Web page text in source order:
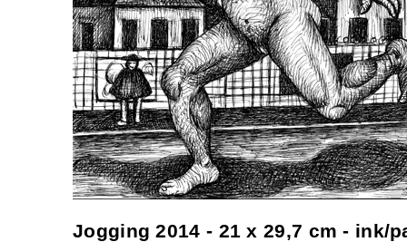
Jogging 2014 - 21 x 29,7 cm -